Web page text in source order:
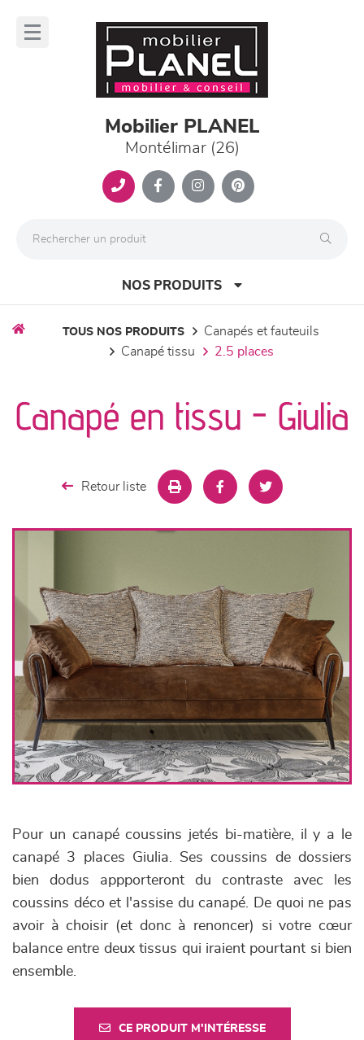
Mobilier PLANEL
Montélimar (26)
NOS PRODUITS
séjours
chambres et dressing
décoration
TOUS NOS PRODUITS
canapés et fauteuils
canapé tissu
2.5 places
Canapé en tissu - Giulia
Retour liste
Pour un canapé coussins jetés bi-matière, il y a le
canapé 3 places Giulia. Ses coussins de dossiers
bien dodus appporteront du contraste avec les
coussins déco et l'assise du canapé. De quoi ne pas
avoir à choisir (et donc à renoncer) si votre cœur
balance entre deux tissus qui iraient pourtant si bien
ensemble.
CE PRODUIT M'INTÉRESSE